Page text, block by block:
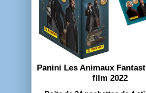
Panini Les Animaux
film 2022